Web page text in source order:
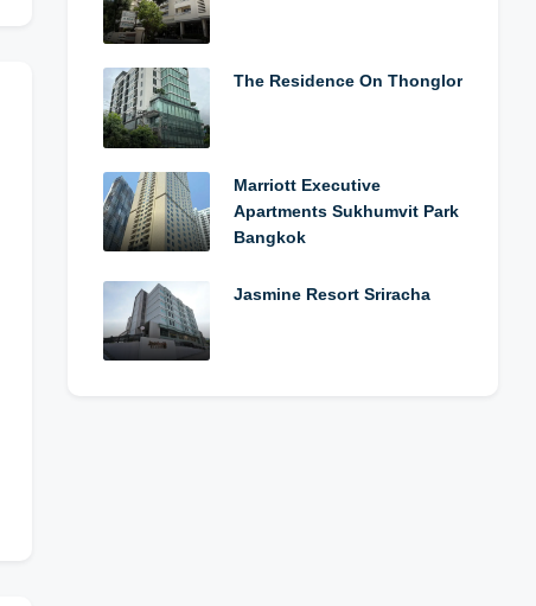
The Residence On Thonglor
Marriott Executive
Apartments Sukhumvit Park
Bangkok
Jasmine Resort Sriracha